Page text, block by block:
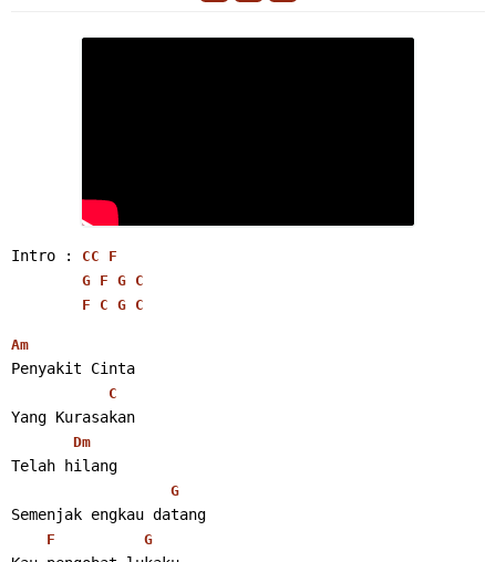
Intro : CC
F
G F G C
F
C G C
Am
Penyakit Cinta
C
Yang Kurasakan
Dm
Telah hilang
G
Semenjak engkau datang
F G